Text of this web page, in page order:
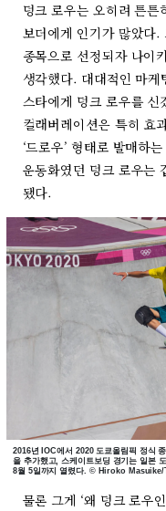
덩크 로우는 오히려 튼
보더에게 인기가 많았다.
종목으로 선정되자 나이
생각했다. 대대적인 마
스타에게 덩크 로우를
컬래버레이션은 특히 효
‘드로우’ 형태로 발매하
운동화였던 덩크 로우는
됐다.
2016년 IOC에서 2020 도쿄올림픽 정식
을 추가했고, 스케이트보딩 경기는 일본
8월 5일까지 열렸다. © Hiroko
물론 그게 ‘왜 덩크 로우